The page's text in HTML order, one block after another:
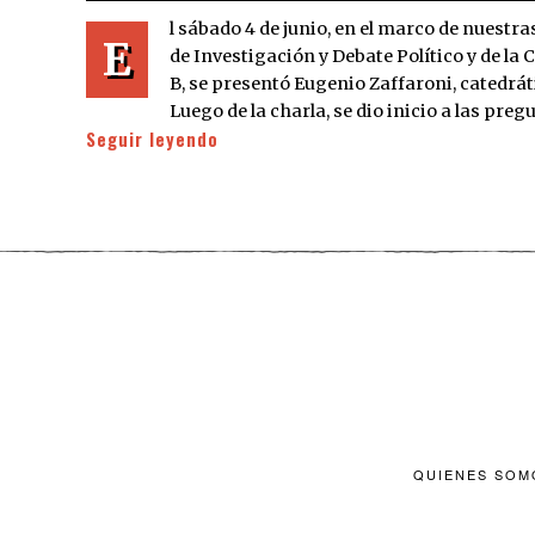
E
l sábado 4 de junio, en el marco de
de Investigación y Debate Político y de
B, se presentó Eugenio Zaffaroni,
Luego de la charla, se dio inicio a las
Seguir leyendo
QUIENES